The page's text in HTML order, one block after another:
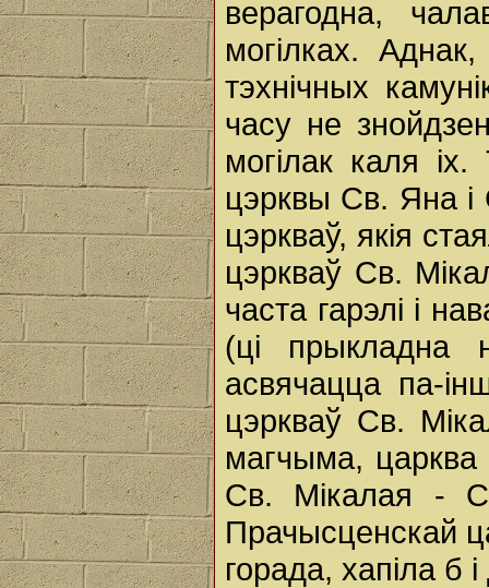
верагодна,
могілках.
тэхнічных
часу не
могілак каля
цэрквы Св. Яна і
цэркваў, якія
цэркваў Св.
часта гарэлі і
(ці
асвячацца па-
цэркваў Св.
магчыма,
Св. Мікалая -
Прачысценскай
горада, хапіла б